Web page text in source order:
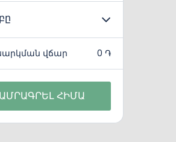
վճար 0 ֏
ԱՄՐԱԳՐԵԼ ՀԻՄԱ